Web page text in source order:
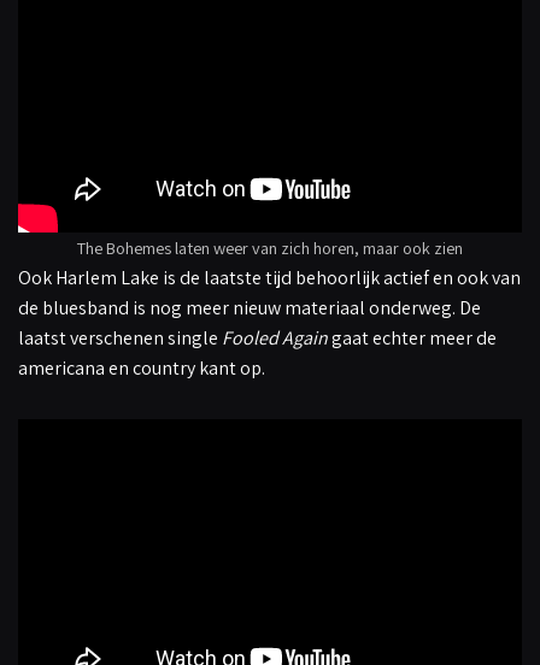
The Bohemes laten weer van zich horen, maar ook zien
Ook Harlem Lake is de laatste tijd behoorlijk actief en ook van
de bluesband is nog meer nieuw materiaal onderweg. De
laatst verschenen single Fooled Againgaat echter meer de
americana en country kant op.